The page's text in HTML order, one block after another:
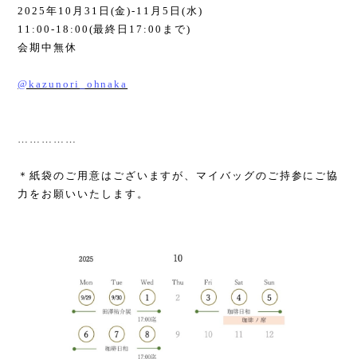
2025年 10 月 31 日 (金)-11 月 5 日 (水)
11:00-18:00(最終日 17:00 まで)
会期中無休
@kazunori_ohnaka
……………
＊紙袋のご用意はございますが、マイバッグのご持参にご協
力をお願いいたします。